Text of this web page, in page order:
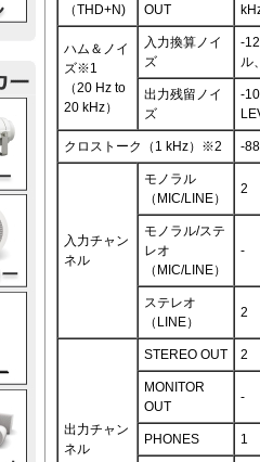
（THD+N)
OUT
ハム＆ノイ
ズ※1
（20 Hz to
20 kHz）
入力換算ノイ
ズ
-
ル
出力残留ノイ
ズ
-
クロストーク（1 kHz）※2 -
入力チャン
ネル
モノラル
（MIC/LINE）
2
モノラル/ステ
レオ
（MIC/LINE）
-
ステレオ
（LINE）
2
出力チャン
ネル
STEREO OUT 2
MONITOR
OUT
-
PHONES 1